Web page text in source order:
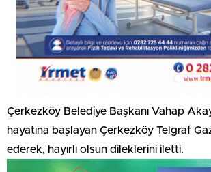
Çerkezköy Belediye Başkanı Vahap
hayatına başlayan Çerkezköy Telgraf
ederek, hayırlı olsun dileklerini iletti.